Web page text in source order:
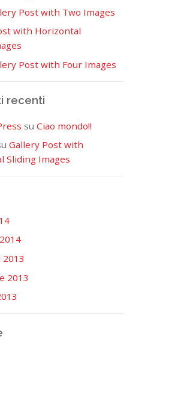
Post with Two Images
with Horizontal
Post with Four Images
recenti
suCiao mondo!!
Gallery Post with
Sliding Images
2013